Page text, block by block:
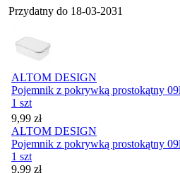
Przydatny do 18-03-2031
ALTOM DESIGN
Pojemnik z pokrywką prostokątny
1 szt
Cena
9,99 zł
ALTOM DESIGN
Pojemnik z pokrywką prostokątny
1 szt
Cena
9,99 zł